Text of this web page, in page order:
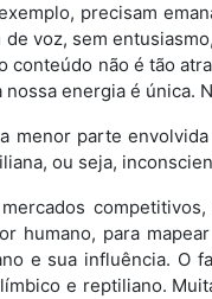
precisam
de voz, sem
conteúdo não é tão
nossa energia é única.
menor parte
ou seja,
humano, para
e sua influência. O
e reptiliano.